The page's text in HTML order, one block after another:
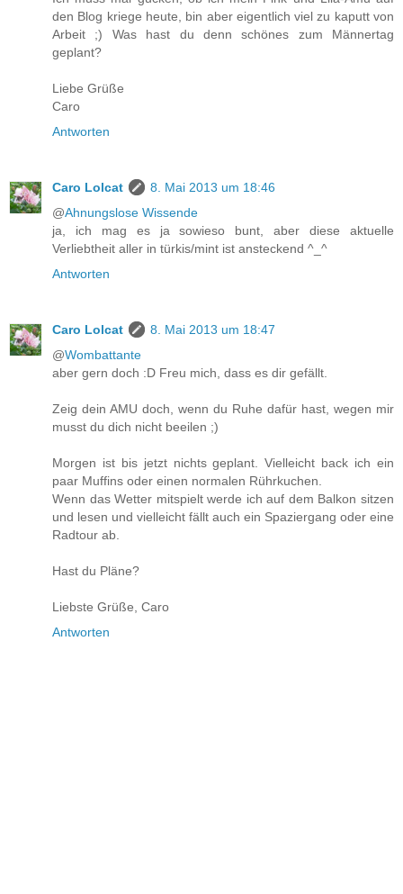
den Blog kriege heute, bin aber eigentlich viel zu kaputt von
Arbeit ;) Was hast du denn schönes zum Männertag
geplant?
Liebe Grüße
Caro
Antworten
Caro Lolcat
8. Mai 2013 um 18:46
@Ahnungslose Wissende
ja, ich mag es ja sowieso bunt, aber diese aktuelle
Verliebtheit aller in türkis/mint ist ansteckend ^_^
Antworten
Caro Lolcat
8. Mai 2013 um 18:47
@Wombattante
aber gern doch :D Freu mich, dass es dir gefällt.
Zeig dein AMU doch, wenn du Ruhe dafür hast, wegen mir
musst du dich nicht beeilen ;)
Morgen ist bis jetzt nichts geplant. Vielleicht back ich ein
paar Muffins oder einen normalen Rührkuchen.
Wenn das Wetter mitspielt werde ich auf dem Balkon sitzen
und lesen und vielleicht fällt auch ein Spaziergang oder eine
Radtour ab.
Hast du Pläne?
Liebste Grüße, Caro
Antworten